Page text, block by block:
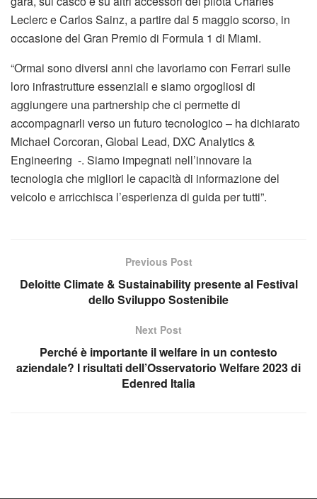
Leclerc e Carlos Sainz, a partire dal 5 maggio scorso, in
occasione del Gran Premio di Formula 1 di Miami.
“Ormai sono diversi anni che lavoriamo con Ferrari sulle
loro infrastrutture essenziali e siamo orgogliosi di
aggiungere una partnership che ci permette di
accompagnarli verso un futuro tecnologico – ha dichiarato
Michael Corcoran, Global Lead, DXC Analytics &
Engineering -. Siamo impegnati nell’innovare la
tecnologia che migliori le capacità di informazione del
veicolo e arricchisca l’esperienza di guida per tutti”.
Previous Post
Deloitte Climate & Sustainability presente al Festival
dello Sviluppo Sostenibile
Next Post
Perché è importante il welfare in un contesto
aziendale? I risultati dell’Osservatorio Welfare 2023 di
Edenred Italia